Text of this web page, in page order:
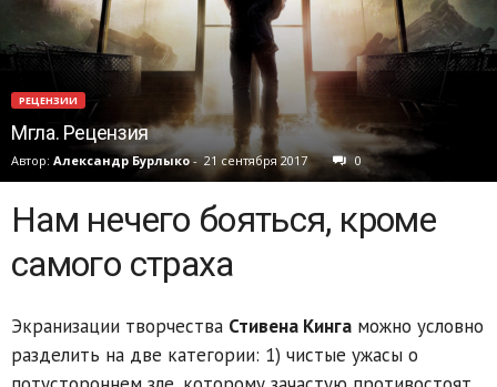
РЕЦЕНЗИИ
Мгла. Рецензия
Автор: Александр Бурлыко- 21 сентября 2017 0
Нам нечего бояться, кроме
самого страха
Экранизации творчества Стивена Кинга можно условно
разделить на две категории: 1) чистые ужасы о